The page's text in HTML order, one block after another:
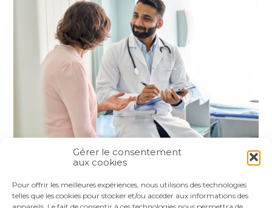
Gérer le consentement
aux cookies
Pour offrir les meilleures expériences, nous utilisons des technologies
telles que les cookies pour stocker et/ou accéder aux informations des